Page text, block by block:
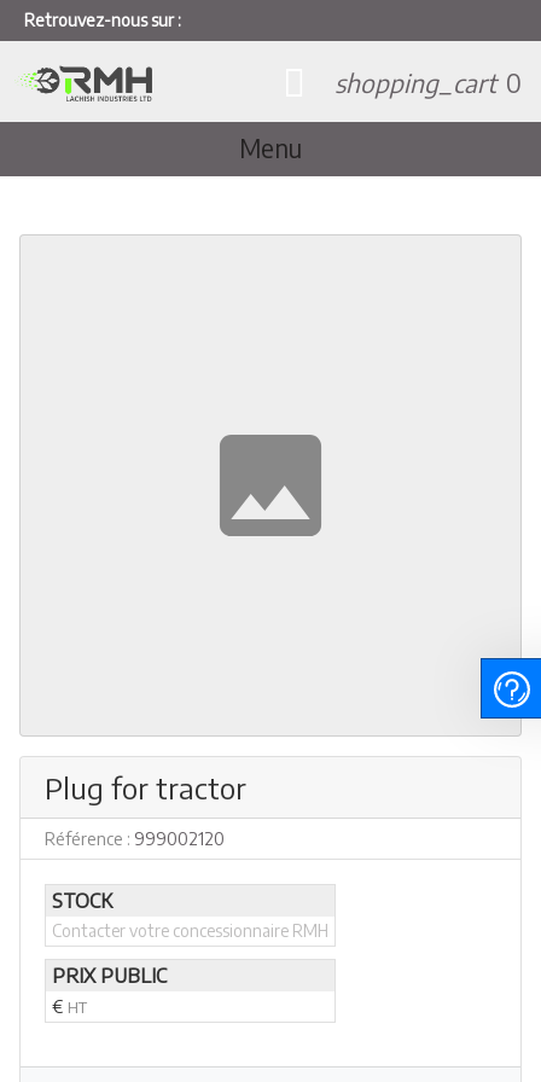
Retrouvez-nous sur :
Menu
shopping_cart 0
Plug for tractor
Référence : 999002120
STOCK
Contacter votre concessionnaire RMH
PRIX PUBLIC
€ HT